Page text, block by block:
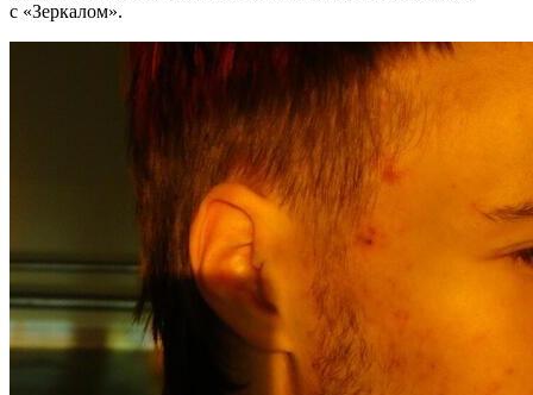
с «Зеркалом».